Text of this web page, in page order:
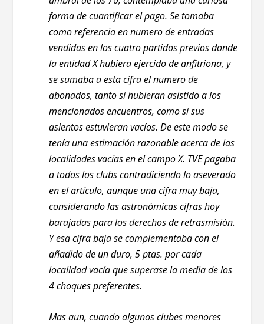
forma de cuantificar el pago. Se tomaba
como referencia en numero de entradas
vendidas en los cuatro partidos previos donde
la entidad X hubiera ejercido de anfitriona, y
se sumaba a esta cifra el numero de
abonados, tanto si hubieran asistido a los
mencionados encuentros, como si sus
asientos estuvieran vacíos. De este modo se
tenía una estimación razonable acerca de las
localidades vacías en el campo X. TVE pagaba
a todos los clubs contradiciendo lo aseverado
en el artículo, aunque una cifra muy baja,
considerando las astronómicas cifras hoy
barajadas para los derechos de retrasmisión.
Y esa cifra baja se complementaba con el
añadido de un duro, 5 ptas. por cada
localidad vacía que superase la media de los
4 choques preferentes.
Mas aun, cuando algunos clubes menores